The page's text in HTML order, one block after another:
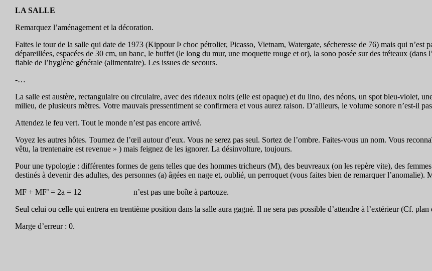
LA SALLE
Remarquez l’aménagement et la décoration.
Faites le tour de la salle qui date de 1973 (Kippour Þ choc pétrolier, Picasso, Vietnam, Watergate, sécheresse de 76) mais qui n’est
dépareillées, espacées de 30 cm, un banc, le buffet (le long du mur, une moquette rouge et or), la sono posée sur des tréteaux
fiable de l’hygiène générale (alimentaire). Les issues de secours.
-…
La salle est austère, rectangulaire ou circulaire, avec des rideaux noirs (elle est opaque) et du lino, des néons, un spot bleu-violet,
milieu, de plusieurs mètres. Votre mauvais pressentiment se confirmera et vous aurez raison. D’ailleurs, le volume sonore n’est-il
Attendez le feu vert. Tout le monde n’est pas encore arrivé.
Voyez les autres hôtes. Tournez de l’œil autour d’eux. Vous ne serez pas seul. Sortez de l’ombre. Faites-vous un nom. Vous
vêtu, la trentenaire est revenue » ) mais feignez de les ignorer. La désinvolture, toujours.
Pour une typologie : différentes formes de gens telles que des hommes tricheurs (M), des beuvreaux (on les repère vite), des
destinés à devenir des adultes, des personnes (a) âgées en nage et, oublié, un perroquet (vous faites bien de remarquer l’anomalie).
MF + MF’ = 2a = 12 n’est pas une boîte à partouze.
Seul celui ou celle qui entrera en trentième position dans la salle aura gagné. Il ne sera pas possible d’attendre à l’extérieur (Cf.
Marge d’erreur : 0.